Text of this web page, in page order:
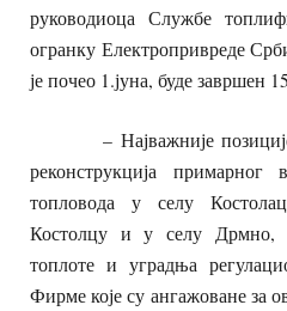
руководиоца Службе
огранку Електропривреде
је почео 1.јуна, буде завршен
– Најважније позиције
реконструкција
топловода у селу
Костолцу и у селу Дрмно,
топлоте и уградња
Фирме које су ангажоване за